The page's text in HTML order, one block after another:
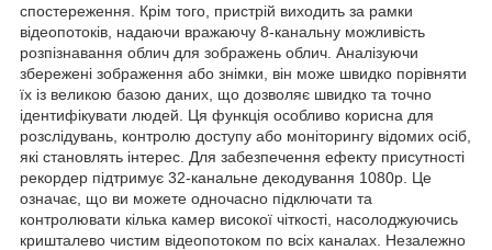
спостереження. Крім того, пристрій виходить за рамки
відеопотоків, надаючи вражаючу 8-канальну можливість
розпізнавання облич для зображень облич. Аналізуючи
збережені зображення або знімки, він може швидко порівняти
їх із великою базою даних, що дозволяє швидко та точно
ідентифікувати людей. Ця функція особливо корисна для
розслідувань, контролю доступу або моніторингу відомих осіб,
які становлять інтерес. Для забезпечення ефекту присутності
рекордер підтримує 32-канальне декодування 1080p. Це
означає, що ви можете одночасно підключати та
контролювати кілька камер високої чіткості, насолоджуючись
кришталево чистим відеопотоком по всіх каналах. Незалежно